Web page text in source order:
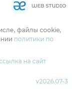
файлы cookie,
политики по
на сайт
v2026.07-3